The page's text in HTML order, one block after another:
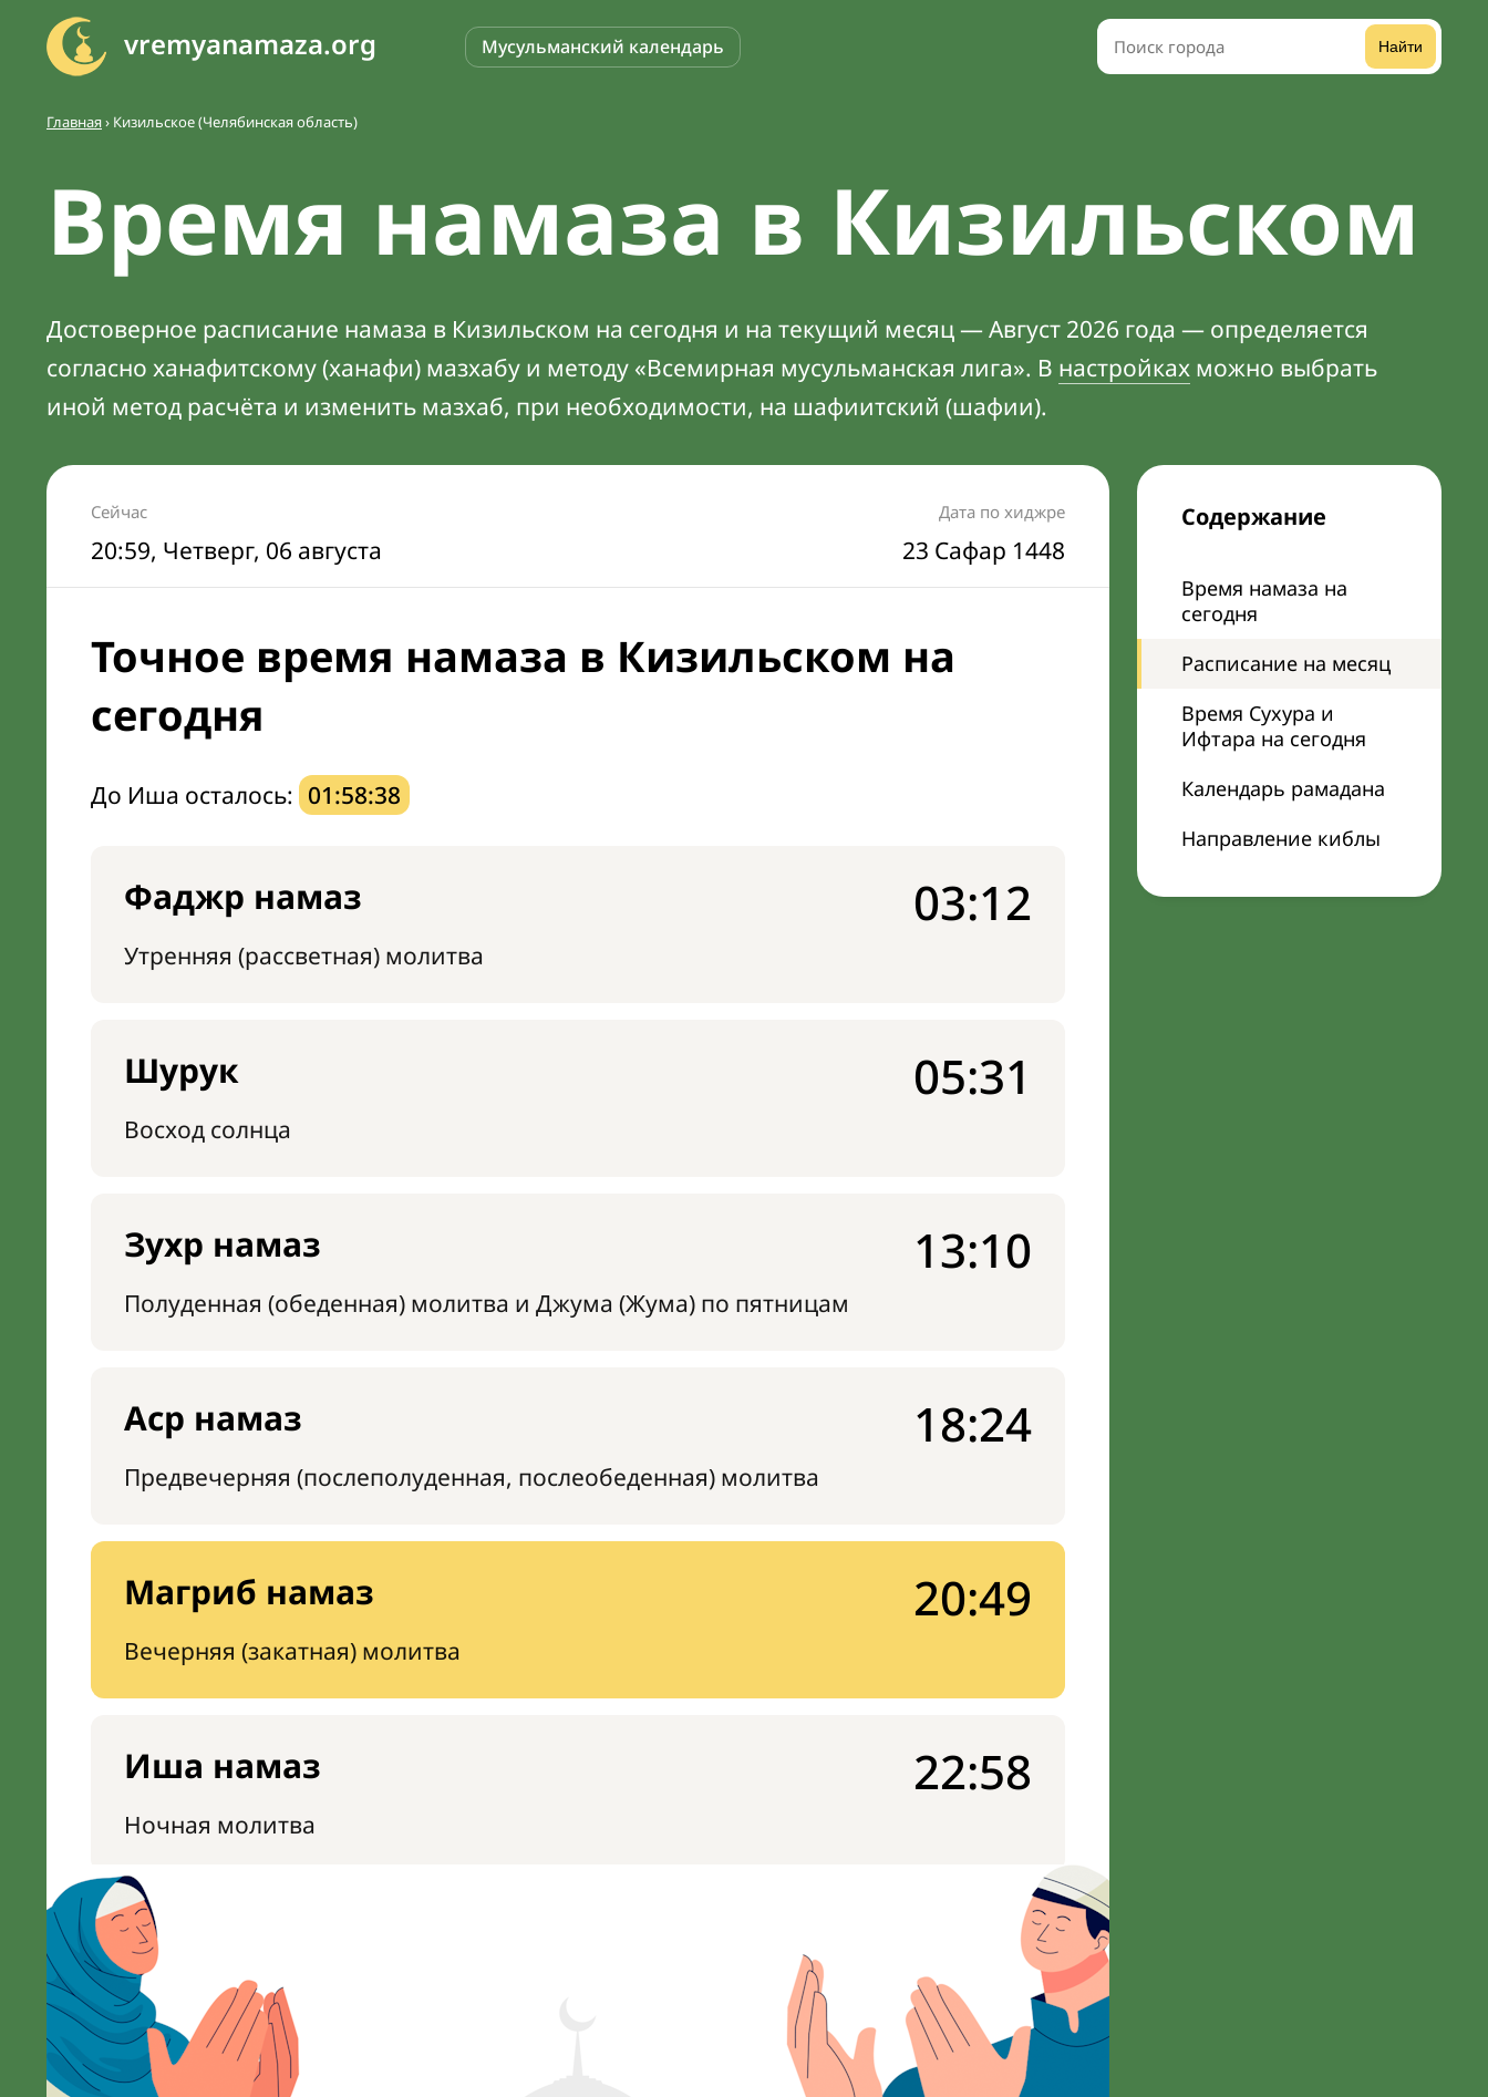
vremyanamaza.org Мусульманский календарь Найти
Главная› Кизильское (Челябинская область)
Время намаза в Кизильском
Достоверное расписание намаза в Кизильском на сегодня и на текущий месяц — Август 2026 года — определяется
согласно ханафитскому (ханафи) мазхабу и методу «Всемирная мусульманская лига». В настройках можно выбрать
иной метод расчёта и изменить мазхаб, при необходимости, на шафиитский (шафии).
Содержание
Время намаза на
сегодня
Расписание на месяц
Время Сухура и
Ифтара на сегодня
Календарь рамадана
Направление киблы
Сейчас
20:59, Четверг, 06 августа
Дата по хиджре
23 Сафар 1448
Точное время намаза в Кизильском на
сегодня
До Иша осталось: 01:58:37
Фаджр намаз
Утренняя (рассветная) молитва
03:12
Шурук
Восход солнца
05:31
Зухр намаз
Полуденная (обеденная) молитва и Джума (Жума) по пятницам
13:10
Аср намаз
Предвечерняя (послеполуденная, послеобеденная) молитва
18:24
Магриб намаз
Вечерняя (закатная) молитва
20:49
Иша намаз
Ночная молитва
22:58